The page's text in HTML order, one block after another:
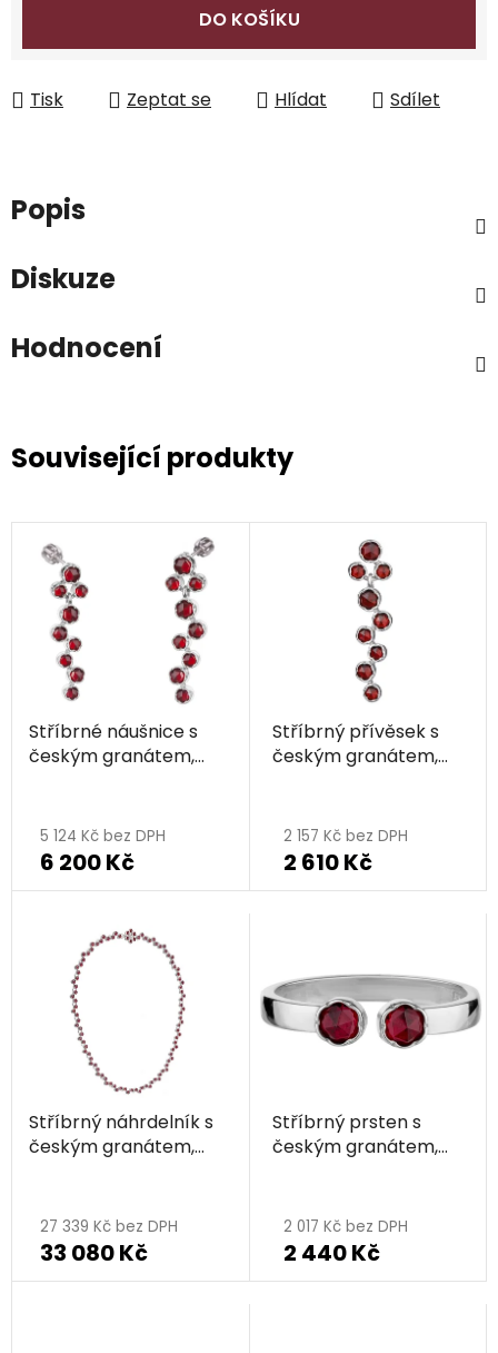
DO KOŠÍKU
Tisk Zeptat se Hlídat Sdílet
Popis
Diskuze
Hodnocení
Související produkty
Stříbrné náušnice s
českým granátem,
hodnocení
produktu
je
hvězdiček.
5 124 Kč bez DPH
6 200 Kč
Stříbrný přívěsek s
českým granátem,
hodnocení
produktu
je
5
hvězdiček.
2 157 Kč bez DPH
2 610 Kč
Stříbrný náhrdelník s
českým granátem,
hodnocení
produktu
je
27 339 Kč bez DPH
33 080 Kč
Stříbrný prsten s
českým granátem,
2 017 Kč bez DPH
2 440 Kč